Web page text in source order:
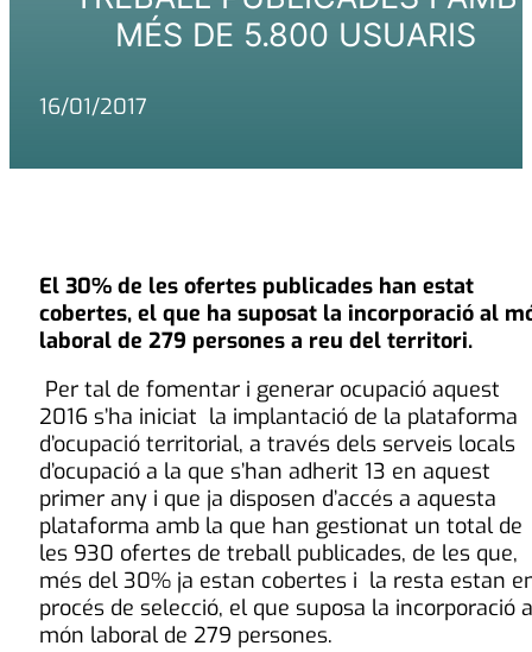
MÉS DE 5.800 USUARIS
16/01/2017
El 30% de les ofertes publicades han estat
cobertes, el que ha suposat la incorporació al
laboral de 279 persones a reu del territori.
Per tal de fomentar i generar ocupació aquest
2016 s’ha iniciat la implantació de la plataforma
d’ocupació territorial, a través dels serveis locals
d’ocupació a la que s’han adherit 13 en aquest
primer any i que ja disposen d’accés a aquesta
plataforma amb la que han gestionat un total de
les 930 ofertes de treball publicades, de les que,
més del 30% ja estan cobertes i la resta estan
procés de selecció, el que suposa la incorporació
món laboral de 279 persones.